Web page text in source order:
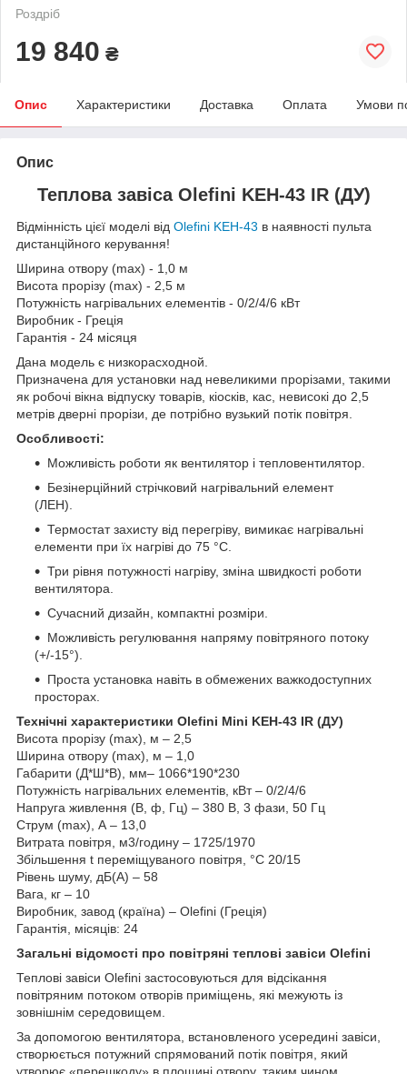
Роздріб
19 840 ₴
Опис Характеристики Доставка Оплата Умови
Опис
Теплова завіса Olefini KEH-43 IR (ДУ)
Відмінність цієї моделі від Olefini KEH-43 в наявності пульта
дистанційного керування!
Ширина отвору (max) - 1,0 м
Висота прорізу (max) - 2,5 м
Потужність нагрівальних елементів - 0/2/4/6 кВт
Виробник - Греція
Гарантія - 24 місяця
Дана модель є низкорасходной.
Призначена для установки над невеликими прорізами, такими
як робочі вікна відпуску товарів, кіосків, кас, невисокі до 2,5
метрів дверні прорізи, де потрібно вузький потік повітря.
Особливості:
Можливість роботи як вентилятор і тепловентилятор.
Безінерційний стрічковий нагрівальний елемент
(ЛЕН).
Термостат захисту від перегріву, вимикає нагрівальні
елементи при їх нагріві до 75 °С.
Три рівня потужності нагріву, зміна швидкості роботи
вентилятора.
Сучасний дизайн, компактні розміри.
Можливість регулювання напряму повітряного потоку
(+/-15°).
Проста установка навіть в обмежених важкодоступних
просторах.
Технічні характеристики Olefini Mini KEH-43 IR (ДУ)
Висота прорізу (max), м – 2,5
Ширина отвору (max), м – 1,0
Габарити (Д*Ш*В), мм– 1066*190*230
Потужність нагрівальних елементів, кВт – 0/2/4/6
Напруга живлення (В, ф, Гц) – 380 B, 3 фази, 50 Гц
Струм (max), А – 13,0
Витрата повітря, м3/годину – 1725/1970
Збільшення t переміщуваного повітря, °С 20/15
Рівень шуму, дБ(А) – 58
Вага, кг – 10
Виробник, завод (країна) – Olefini (Греція)
Гарантія, місяців: 24
Загальні відомості про повітряні теплові завіси Olefini
Теплові завіси Olefini застосовуються для відсікання
повітряним потоком отворів приміщень, які межують із
зовнішнім середовищем.
За допомогою вентилятора, встановленого усередині завіси,
створюється потужний спрямований потік повітря, який